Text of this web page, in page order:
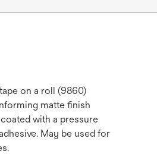
on a roll (9860)
matte finish
with a pressure
May be used for